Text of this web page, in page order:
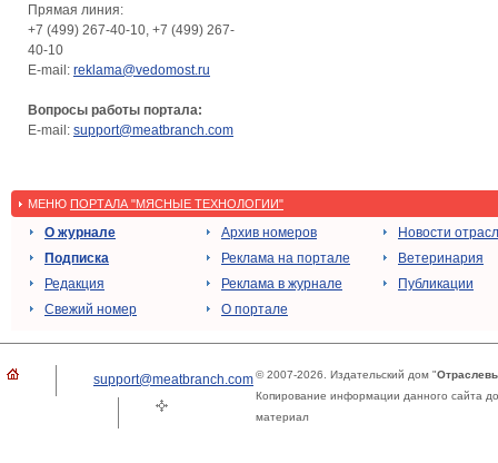
Прямая линия:
+7 (499) 267-40-10, +7 (499) 267-
40-10
E-mail: reklama@vedomost.ru
Вопросы работы портала:
E-mail: support@meatbranch.com
МЕНЮ ПОРТАЛА "МЯСНЫЕ ТЕХНОЛОГИИ"
О журнале
Подписка
Редакция
Свежий номер
Архив номеров
Реклама на портале
Реклама в журнале
О портале
Новости
Ветеринария
Публикации
support@meatbranch.com© 2007-2026. Издательский дом "
Копирование информации данного сайта
материал